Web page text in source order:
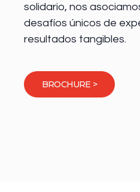
solidario, nos
desafíos únicos de
resultados tangibles.
BROCHURE >